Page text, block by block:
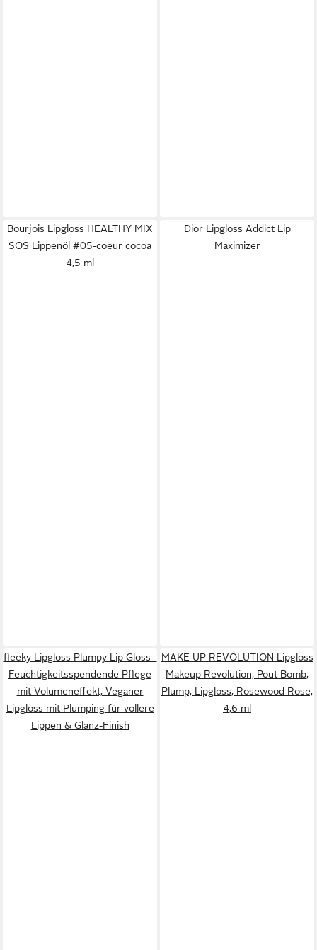
Bourjois Lipgloss HEALTHY MIX
SOS Lippenöl #05-coeur cocoa
4,5 ml
Dior Lipgloss Addict Lip
Maximizer
fleeky Lipgloss Plumpy Lip Gloss -
Feuchtigkeitsspendende Pflege
mit Volumeneffekt, Veganer
Lipgloss mit Plumping für vollere
Lippen & Glanz-Finish
MAKE UP REVOLUTION Lipgloss
Makeup Revolution, Pout Bomb,
Plump, Lipgloss, Rosewood Rose,
4,6 ml